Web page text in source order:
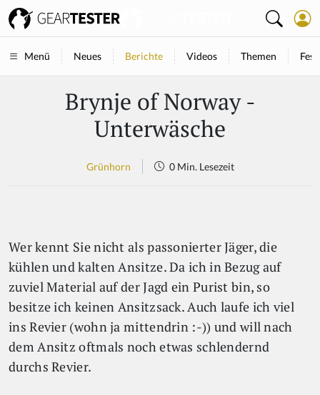
Menü Neues Berichte Videos Themen
Brynje of Norway -
Unterwäsche
Grünhorn 0 Min. Lesezeit
Wer kennt Sie nicht als passonierter Jäger, die
kühlen und kalten Ansitze. Da ich in Bezug auf
zuviel Material auf der Jagd ein Purist bin, so
besitze ich keinen Ansitzsack. Auch laufe ich viel
ins Revier (wohn ja mittendrin :-)) und will nach
dem Ansitz oftmals noch etwas schlendernd
durchs Revier.